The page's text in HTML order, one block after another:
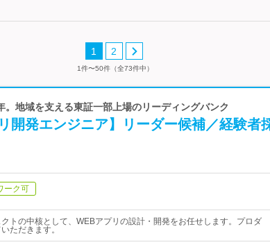
1 2
1件〜50件（全73件中）
地域を支える東証一部上場のリーディングバンク
開発エンジニア】リーダー候補／経験者
ーク可
トの中核として、WEBアプリの設計・開発をお任せします。プロダ
ただきます。